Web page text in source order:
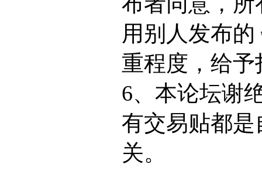
用别人发布
重程度，给
6、本论坛谢
有交易贴都
关。